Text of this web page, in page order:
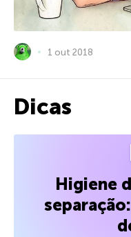
1 out 2018
Dicas
Higiene